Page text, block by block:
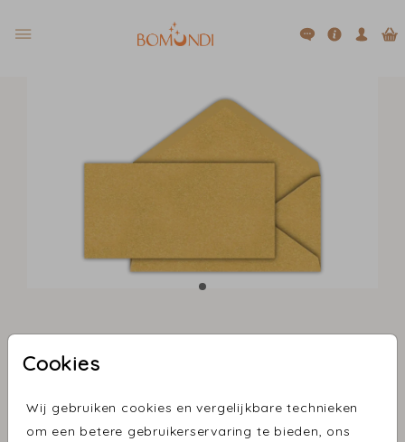
Cookies
Wij gebruiken cookies en vergelijkbare technieken
om een betere gebruikerservaring te bieden, ons
Goud 22 X 11